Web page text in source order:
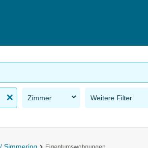
Zimmer Weitere Filter